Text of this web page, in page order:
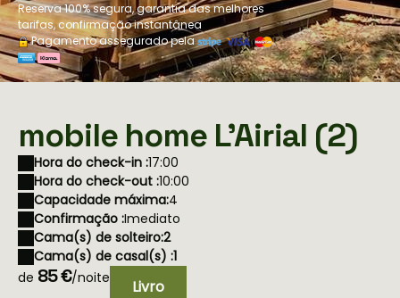
Reserva 100% segura, garantia das melhores
tarifas, confirmação instantânea
Pagamento assegurado pela
mobile home L'Airial (2)
Hora do check-in :17:00
Hora do check-out :10:00
Capacidade máxima:4
Confirmação :Imediato
Cama(s) de solteiro:2
Cama(s) de casal(s) :1
de 85 €/noite Livro